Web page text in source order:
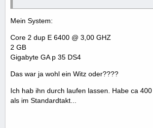
Mein System:
Core 2 dup E 6400 @ 3,00 GHZ
2 GB
Gigabyte GA p 35 DS4
Das war ja wohl ein Witz oder????
Ich hab ihn durch laufen lassen. Habe ca
als im Standardtakt...